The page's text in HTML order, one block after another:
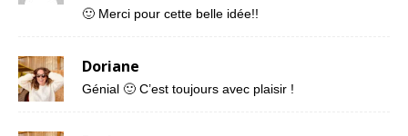
🙂 Merci pour cette belle idée!!
Doriane
Génial 🙂 C’est toujours avec plaisir !